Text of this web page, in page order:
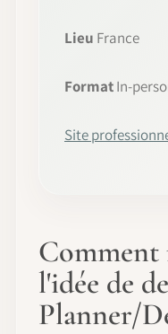
Lieu France
FormatIn-
Site
Comment
l'idée de
Planner/